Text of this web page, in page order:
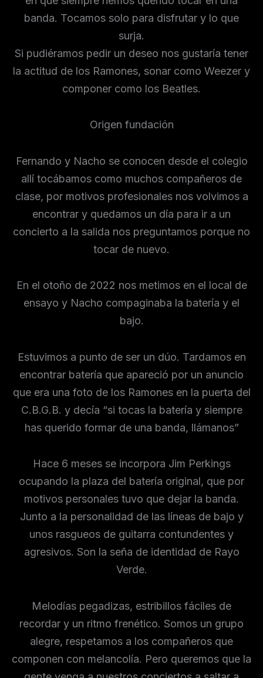
banda. Tocamos solo para disfrutar y lo que
surja.
Si pudiéramos pedir un deseo nos gustaría tener
la actitud de los Ramones, sonar como Weezer y
componer como los Beatles.
Origen fundación
Fernando y Nacho se conocen desde el colegio
allí tocábamos como muchos compañeros de
clase, por motivos profesionales nos volvimos a
encontrar y quedamos un día para ir a un
concierto a la salida nos preguntamos porque no
tocar de nuevo.
En el otoño de 2022 nos metimos en el local de
ensayo y Nacho compaginaba la batería y el
bajo.
Estuvimos a punto de ser un dúo. Tardamos en
encontrar batería que apareció por un anuncio
que era una foto de los Ramones en la puerta del
C.B.G.B. y decía “si tocas la batería y siempre
has querido formar de una banda, llámanos”
Hace 6 meses se incorpora Jim Perkings
ocupando la plaza del batería original, que por
motivos personales tuvo que dejar la banda.
Junto a la personalidad de las líneas de bajo y
unos rasgueos de guitarra contundentes y
agresivos. Son la seña de identidad de Rayo
Verde.
Melodías pegadizas, estribillos fáciles de
recordar y un ritmo frenético. Somos un grupo
alegre, respetamos a los compañeros que
componen con melancolía. Pero queremos que la